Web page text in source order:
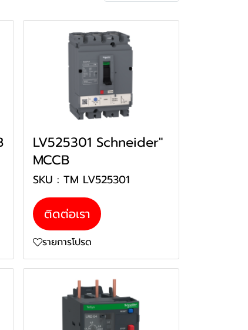
LV525301 Schneider"
MCCB
SKU : TM LV525301
ติดต่อเรา
รายการโปรด